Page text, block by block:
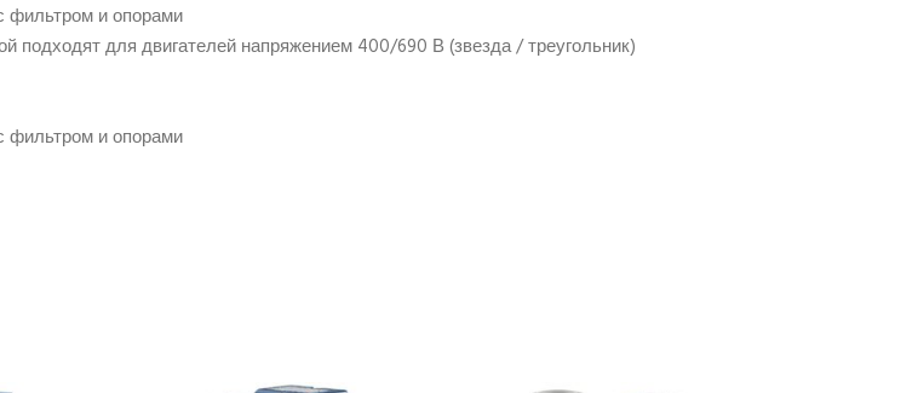
фильтром и опорами
подходят для двигателей напряжением 400/690 В (звезда / треугольник)
фильтром и опорами